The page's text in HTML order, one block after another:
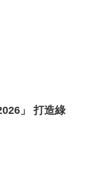
」 打造綠